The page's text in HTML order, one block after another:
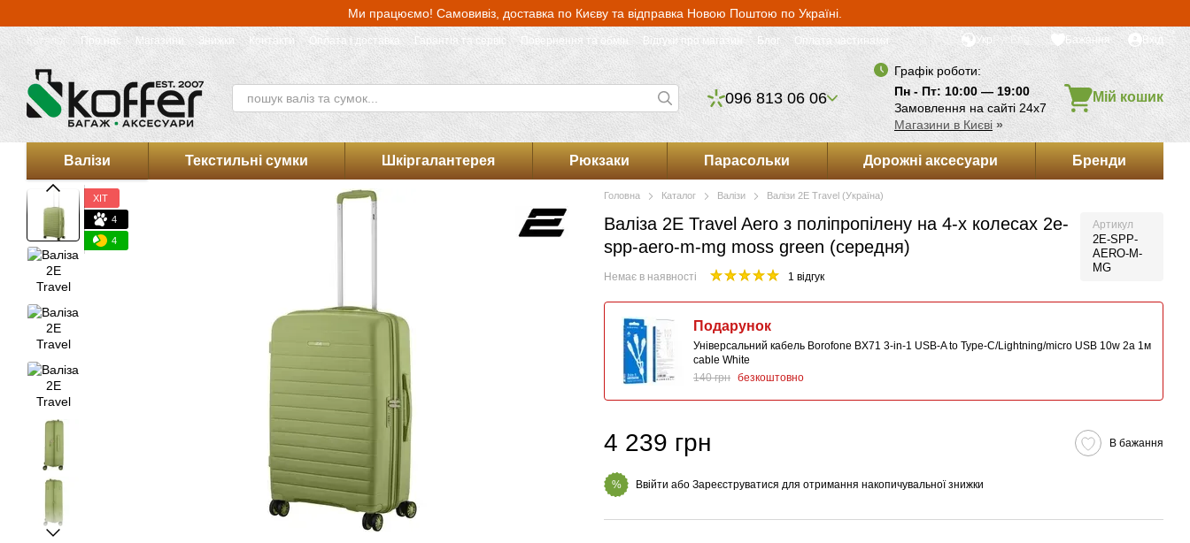
Ми працюємо! Самовивіз, доставка по Києву та відправка Новою Поштою по Україні.
Каталог Про нас Магазини Знижки Контакти Оплата і доставка Гарантія та сервіс Повернення та обмін Відгуки про магазин Блог
Оплата частинами
Оферта магазину Koffer.UA
Укр Рус Eng Бажання Вхід
096 813 06 06
Графік роботи:
Пн - Пт: 10:00 — 19:00
Замовлення на сайті 24х7
Магазини в Києві »
Мій кошик
Валізи Текстильні сумки Шкіргалантерея Рюкзаки Парасольки Дорожні аксесуари Бренди
ХІТ
4
4
Головна Каталог Валізи Валізи 2E Travel (Україна)
Валіза 2E Travel Aero з поліпропілену на 4-х колесах 2e-
spp-aero-m-mg moss green (середня)
Артикул
2E-SPP-
AERO-M-
MG
Немає в наявності 1 відгук
Подарунок
Універсальний кабель Borofone BX71 3-in-1 USB-A to Type-C/Lightning/micro USB 10w 2a 1м
сable White
140 грн безкоштовно
4 239 грн В бажання
% Ввійти або Зареєструватися для отримання накопичувальної знижки